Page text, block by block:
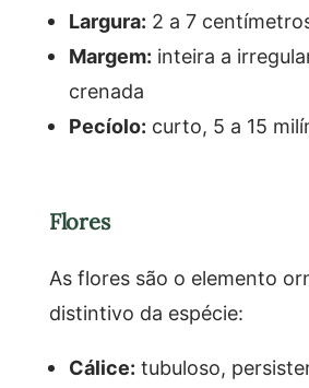
Largura: 2 a 7
Margem: inteira a
crenada
Pecíolo: curto, 5 a 15
Flores
As flores são o elemento
distintivo da espécie:
Cálice: tubuloso,